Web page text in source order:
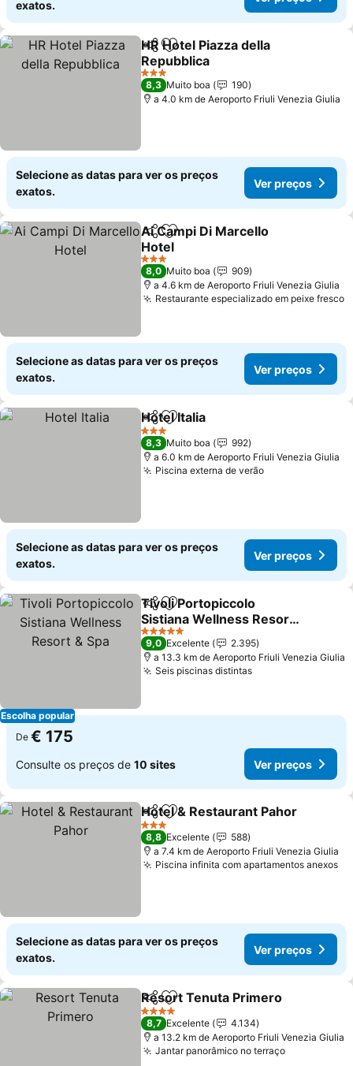
exatos.
PartilharAdicionar aos favoritos
HR Hotel Piazza della
Repubblica
Ver preços
3 Estrelas
8,3 Muito boa
190
a 4.0 km de Aeroporto Friuli Venezia Giulia
Selecione as datas para ver os preços
exatos.
Ver preços
PartilharAdicionar aos favoritos
Ai Campi Di Marcello
Hotel
Ver preços
3 Estrelas
8,0 Muito boa
909
a 4.6 km de Aeroporto Friuli Venezia Giulia
Restaurante especializado em peixe fresco
Selecione as datas para ver os preços
exatos.
Ver preços
PartilharAdicionar aos favoritos
Hotel Italia
3 Estrelas
8,3 Muito boa
992
a 6.0 km de Aeroporto Friuli Venezia Giulia
Piscina externa de verãoVer preços
Selecione as datas para ver os preços
exatos.
Ver preços
Escolha popular
PartilharAdicionar aos favoritos
Tivoli Portopiccolo
Sistiana Wellness Resort
& Spa
Ver preços
5 Estrelas
9,0 Excelente
2.395
a 13.3 km de Aeroporto Friuli Venezia Giulia
Seis piscinas distintasVer preços
De € 175
Consulte os preços de 10 sites Ver preços
PartilharAdicionar aos favoritos
Hotel & Restaurant Pahor
3 Estrelas
8,8 Excelente
588
a 7.4 km de Aeroporto Friuli Venezia Giulia
Piscina infinita com apartamentos anexos
Selecione as datas para ver os preços
exatos.
Ver preços
PartilharAdicionar aos favoritos
Resort Tenuta Primero
4 Estrelas
8,7 Excelente
4.134
a 13.2 km de Aeroporto Friuli Venezia Giulia
Jantar panorâmico no terraçoVer preços